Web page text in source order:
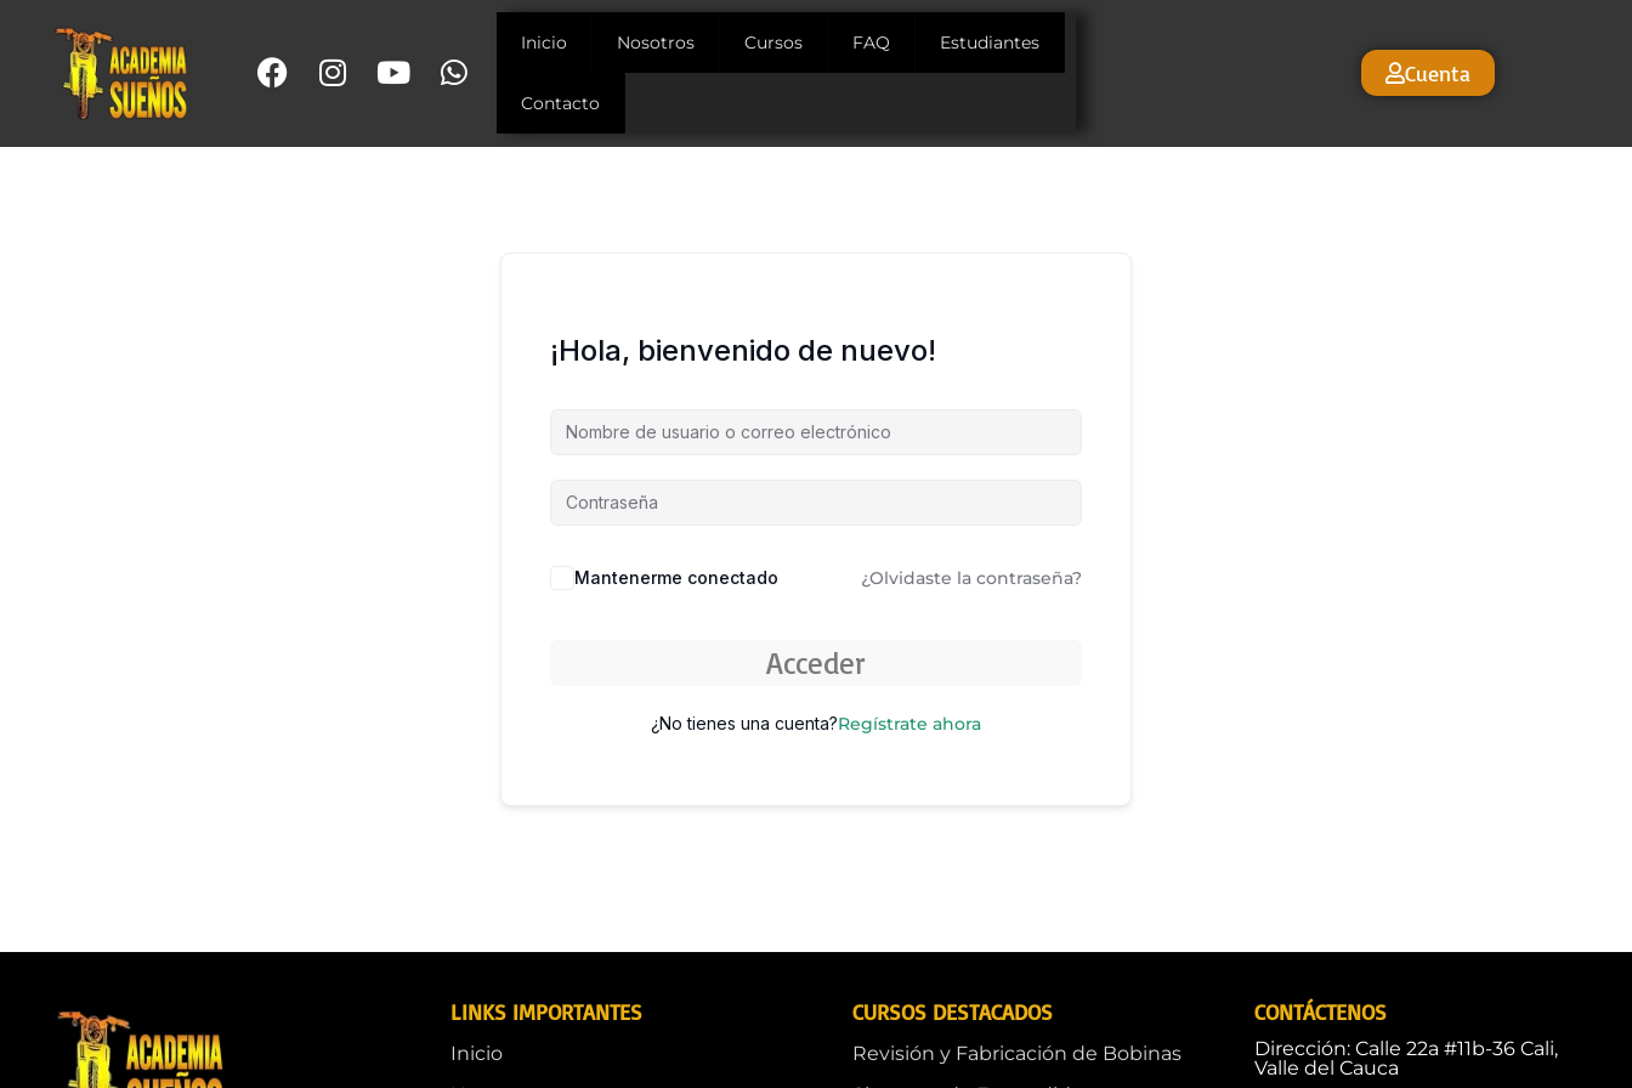
Inicio Nosotros Cursos FAQ Estudiantes
Contacto
Cuenta
¡Hola, bienvenido de nuevo!
Mantenerme conectado ¿Olvidaste la contraseña?
Acceder
¿No tienes una cuenta?Regístrate ahora
LINKS IMPORTANTES
Inicio
CURSOS DESTACADOS
Revisión y Fabricación de Bobinas
CONTÁCTENOS
Dirección: Calle 22a #11b-36 Cali,
Valle del Cauca